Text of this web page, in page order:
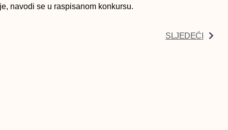
navodi se u raspisanom konkursu.
SLJEDEĆI